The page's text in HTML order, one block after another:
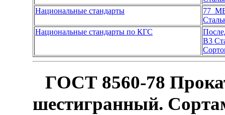
Национальные стандарты
77
Национальные стандарты по КГС
В3
ГОСТ 8560-78
шестигранный.